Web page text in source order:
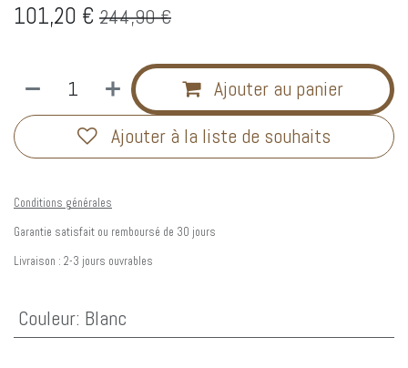
101,20 € 244,90€
Ajouter au panier
Ajouter à la liste de souhaits
Conditions générales
Garantie satisfait ou remboursé de 30 jours
Livraison : 2-3 jours ouvrables
Couleur: Blanc